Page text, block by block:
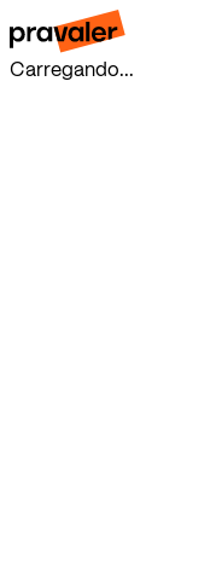
Carregando...